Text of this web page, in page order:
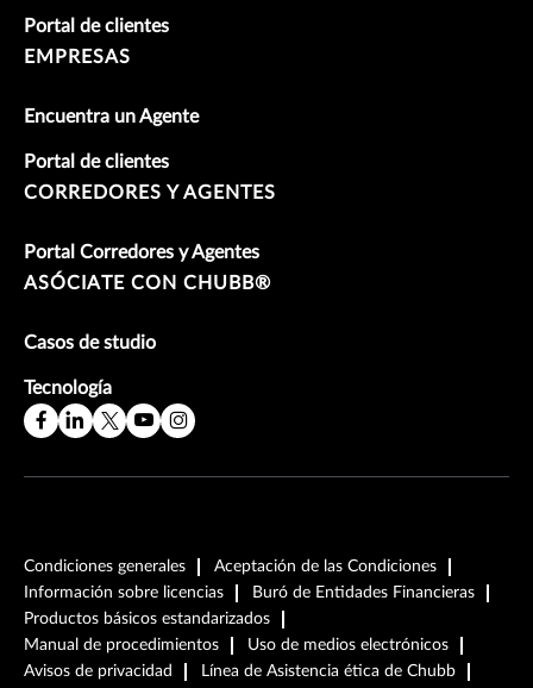
Portal de clientes
EMPRESAS
Encuentra un Agente
Portal de clientes
CORREDORES Y AGENTES
Portal Corredores y Agentes
ASÓCIATE CON CHUBB®
Casos de studio
Tecnología
Condiciones generales
Aceptación de las Condiciones
Información sobre licencias
Buró de Entidades Financieras
Productos básicos estandarizados
Manual de procedimientos
Uso de medios electrónicos
Avisos de privacidad
Línea de Asistencia ética de Chubb